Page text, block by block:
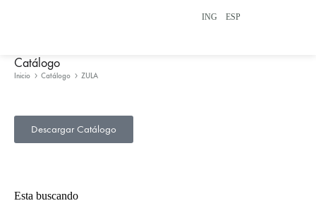
ING ESP
Catálogo
Inicio Catálogo ZULA
Descargar Catálogo
Esta buscando